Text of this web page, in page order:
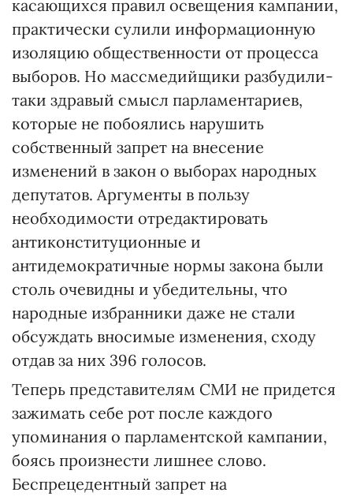
касающихся правил освещения кампании,
практически сулили информационную
изоляцию общественности от процесса
выборов. Но массмедийщики разбудили-
таки здравый смысл парламентариев,
которые не побоялись нарушить
собственный запрет на внесение
изменений в закон о выборах народных
депутатов. Аргументы в пользу
необходимости отредактировать
антиконституционные и
антидемократичные нормы закона были
столь очевидны и убедительны, что
народные избранники даже не стали
обсуждать вносимые изменения, сходу
отдав за них 396 голосов.
Теперь представителям СМИ не придется
зажимать себе рот после каждого
упоминания о парламентской кампании,
боясь произнести лишнее слово.
Беспрецедентный запрет на